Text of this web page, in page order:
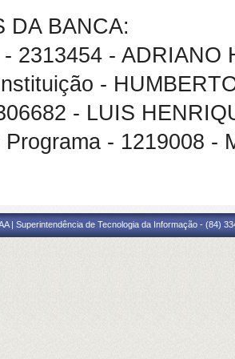
DA BANCA:
2313454 -
-
- LUIS
Programa - 1219008 -
| Superintendência de Tecnologia da Informação - (84)